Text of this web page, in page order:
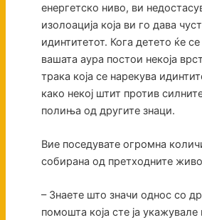
енергетско ниво, ви
изолоација која ви го дава
идинтитетот. Кога детето ќе
вашата аура постои некоја
трака која се нарекува
како некој штит против
полиња од другите знаци.
Вие поседувате огромна
собирана од претходните
– Знаете што значи однос со
помошта која сте ја укажувале